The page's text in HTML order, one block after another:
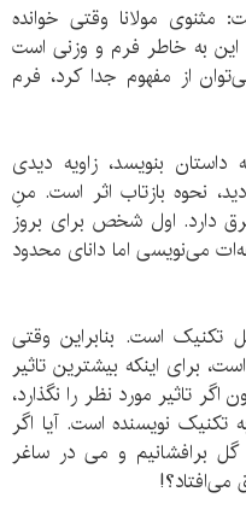
مولانا وقتی خوانده
به خاطر فرم و وزنی است
از مفهوم جدا کرد، فرم
بنویسد، زاویه دیدی
نحوه بازتاب اثر است. منِ
دارد. اول شخص برای بروز
می‌نویسی اما دانای محدود
تکنیک است. بنابراین وقتی
برای اینکه بیشترین تاثیر
اگر تاثیر مورد نظر را نگذارد،
نویسنده است. آیا اگر
برافشانیم و می‌ در ساغر
می‌افتاد؟!